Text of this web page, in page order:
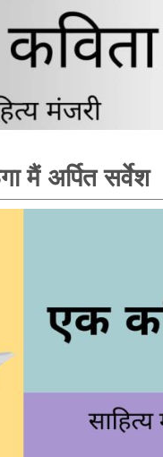
मैं अर्पित सर्वेश